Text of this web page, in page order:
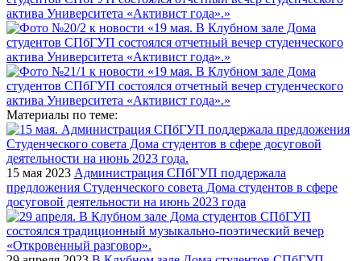
Материалы по теме:
15 мая 2023 Администрация СПбГУП поддержала
предложения Студенческого совета Дома студентов в сфере
досуговой деятельности на июнь 2023 года